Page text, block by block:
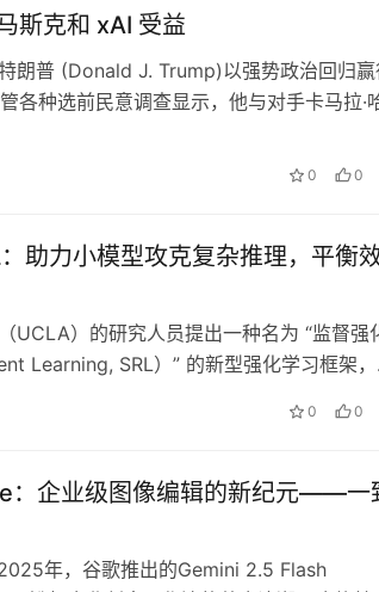
斯克和 xAI 受益
朗普 (Donald J. Trump)以强势政治回归
各种选前民意调查显示，他与对手卡马拉·
0 0
助力小模型攻克复杂推理，平衡
UCLA）的研究人员提出一种名为 “监督强
Learning, SRL）” 的新型强化学习框架
0 0
：企业级图像编辑的新纪元——一
年，谷歌推出的Gemini 2.5 Flash